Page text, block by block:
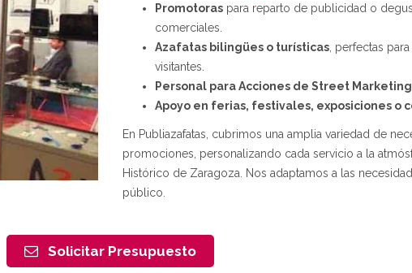
Promotoras para reparto de publicidad o
comerciales.
Azafatas bilingües o turísticas , perfectas
visitantes.
Personal para Acciones de Street
Apoyo en ferias, festivales, exposiciones o
En Publiazafatas, cubrimos una amplia variedad de
promociones, personalizando cada servicio a la
Histórico de Zaragoza. Nos adaptamos a las
público.
Solicitar Presupuesto